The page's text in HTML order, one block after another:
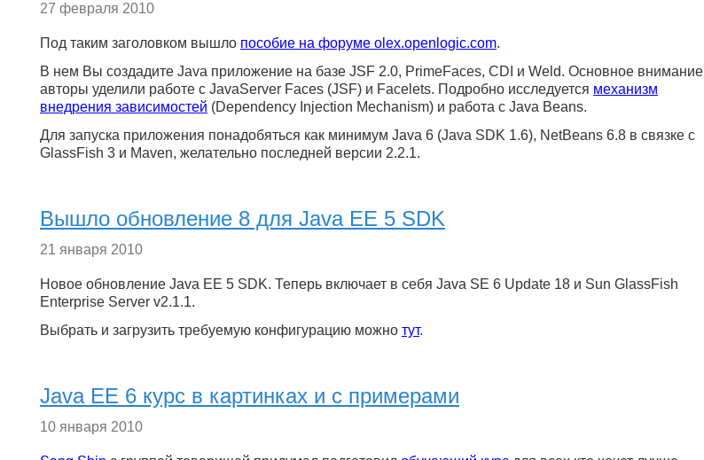
27 февраля 2010
Под таким заголовком вышло пособие на форуме olex.openlogic.com.
В нем Вы создадите Java приложение на базе JSF 2.0, PrimeFaces, CDI и Weld. Основное внимание
авторы уделили работе с JavaServer Faces (JSF) и Facelets. Подробно исследуется механизм
внедрения зависимостей (Dependency Injection Mechanism) и работа с Java Beans.
Для запуска приложения понадобяться как минимум Java 6 (Java SDK 1.6), NetBeans 6.8 в связке с
GlassFish 3 и Maven, желательно последней версии 2.2.1.
Вышло обновление 8 для Java EE 5 SDK
21 января 2010
Новое обновление Java EE 5 SDK. Теперь включает в себя Java SE 6 Update 18 и Sun GlassFish
Enterprise Server v2.1.1.
Выбрать и загрузить требуемую конфигурацию можно тут.
Java EE 6 курс в картинках и с примерами
10 января 2010